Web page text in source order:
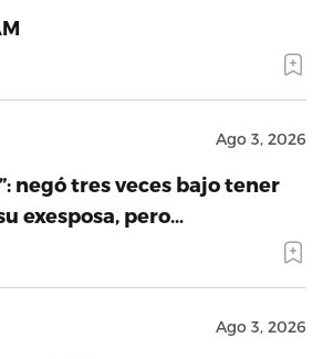
Ago 3, 2026
negó tres veces bajo tener
exesposa, pero…
Ago 3, 2026